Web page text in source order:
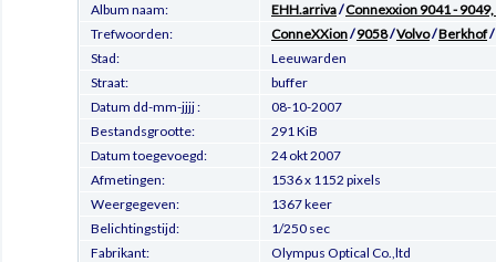
Album naam:
EHH.arriva/Connexxion 9041 -
Trefwoorden:
ConneXXion/9058/Volvo/Berkhof/
Stad:
Leeuwarden
Straat:
buffer
Datum dd-mm-jjjj :
08-10-2007
Bestandsgrootte:
291 KiB
Datum toegevoegd:
24 okt 2007
Afmetingen:
1536 x 1152 pixels
Weergegeven:
1367 keer
Belichtingstijd:
1/250 sec
Fabrikant:
Olympus Optical Co.,ltd